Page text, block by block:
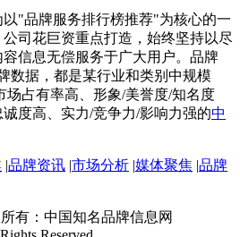
"品牌服务排行榜推荐"为核心的一
司花巨资重点打造，始终坚持以尽
信息无偿服务于广大用户。品牌
数据，都是某行业和类别中规模
场占有率高、形象/美誉度/知名度
度高、实力/竞争力/影响力强的中
|品牌资讯 |市场分析 |媒体聚焦 |品牌
有：中国知名品牌信息网